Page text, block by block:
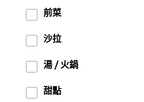
前菜
沙拉
湯 / 火鍋
甜點